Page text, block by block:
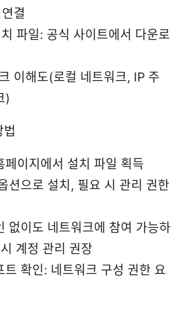
결
파일: 공식 사이트에서 다운로
이해도(로컬 네트워크, IP 주
)
법
페이지에서 설치 파일 획득
션으로 설치, 필요 시 관리 권한
없이도 네트워크에 참여 가능하
계정 관리 권장
트 확인: 네트워크 구성 권한 요